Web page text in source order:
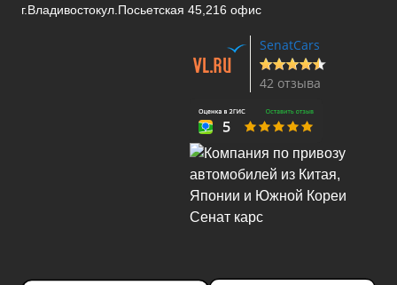
г.Владивостокул.Посьетская 45,216 офис
SenatCars
42 отзыва